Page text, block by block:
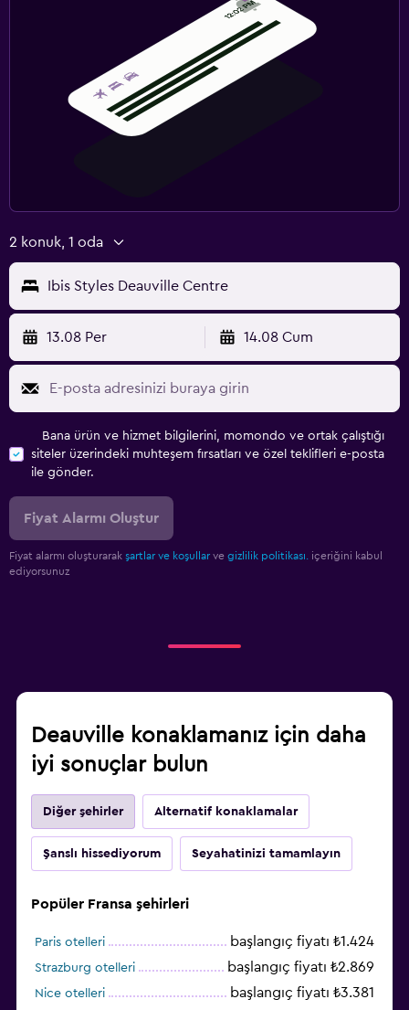
2 konuk, 1 oda
Ibis Styles Deauville Centre
13.08 Per 14.08 Cum
Bana ürün ve hizmet bilgilerini, momondo ve ortak çalıştığı
siteler üzerindeki muhteşem fırsatları ve özel teklifleri e-posta
ile gönder.
Fiyat Alarmı Oluştur
Fiyat alarmı oluşturarak şartlar ve koşullar ve gizlilik politikası.
içeriğini kabul
ediyorsunuz
Deauville konaklamanız için daha
iyi sonuçlar bulun
Diğer şehirler Alternatif konaklamalar
Şanslı hissediyorum Seyahatinizi tamamlayın
Popüler Fransa şehirleri
Paris otelleri başlangıç fiyatı ₺1.424
Strazburg otelleri başlangıç fiyatı ₺2.869
Nice otelleri başlangıç fiyatı ₺3.381